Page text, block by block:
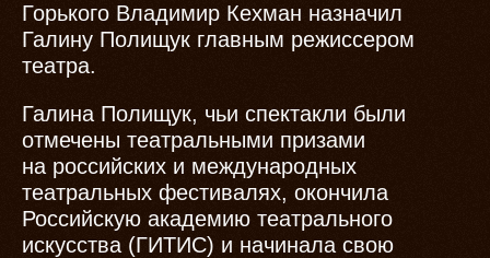
Горького Владимир Кехман назначил
Галину Полищук главным режиссером
театра.
Галина Полищук, чьи спектакли были
отмечены театральными призами
на российских и международных
театральных фестивалях, окончила
Российскую академию театрального
искусства (ГИТИС) и начинала свою